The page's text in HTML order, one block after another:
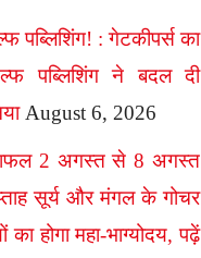
पब्लिशिंग! : गेटकीपर्स का
पब्लिशिंग ने बदल दी
August 6, 2026
2 अगस्त से 8 अगस्त
सूर्य और मंगल के गोचर
का होगा महा-भाग्योदय, पढ़ें